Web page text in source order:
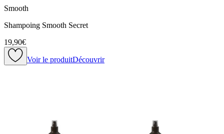
Smooth
Shampoing Smooth Secret
19,90€
Voir le produitDécouvrir